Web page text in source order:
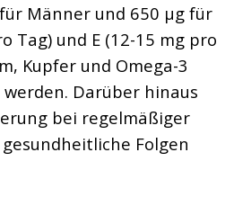
Männer und 650 µg für
Tag) und E (12-15 mg pro
Kupfer und Omega-3
Darüber hinaus
bei regelmäßiger
Folgen